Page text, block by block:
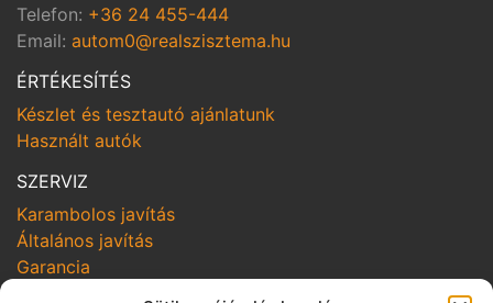
Telefon: +36 24 455-444
Email: autom0@realszisztema.hu
ÉRTÉKESÍTÉS
Készlet és tesztautó ajánlatunk
Használt autók
SZERVIZ
Karambolos javítás
Általános javítás
Garancia